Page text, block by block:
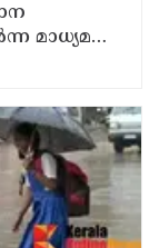
മാധ്യമ